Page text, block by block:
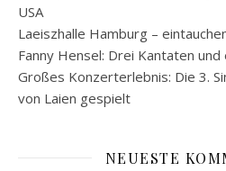
USA
Laeiszhalle Hamburg –
Fanny Hensel: Drei Kantaten
Großes Konzerterlebnis: Die 3.
von Laien gespielt
NEUESTE